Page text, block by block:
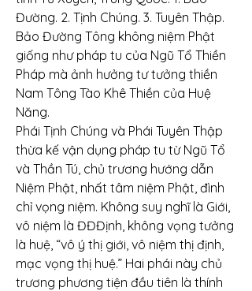
Đường. 2. Tịnh Chúng. 3. Tuyên Thập.
Bảo Đường Tông không niệm Phật
giống như pháp tu của Ngũ Tổ Thiền
Pháp mà ảnh hưởng tư tưởng thiền
Nam Tông Tào Khê Thiền của Huệ
Năng.
Phái Tịnh Chúng và Phái Tuyên Thập
thừa kế vận dụng pháp tu từ Ngũ Tổ
và Thần Tú, chủ trương hướng dẫn
Niệm Phật, nhất tâm niệm Phật, đình
chỉ vọng niệm. Không suy nghĩ là Giới,
vô niệm là ĐĐĐịnh, không vọng tưởng
là huệ, “vô ý thị giới, vô niệm thị định,
mạc vọng thị huệ.” Hai phái này chủ
trương phương tiện đầu tiên là thính